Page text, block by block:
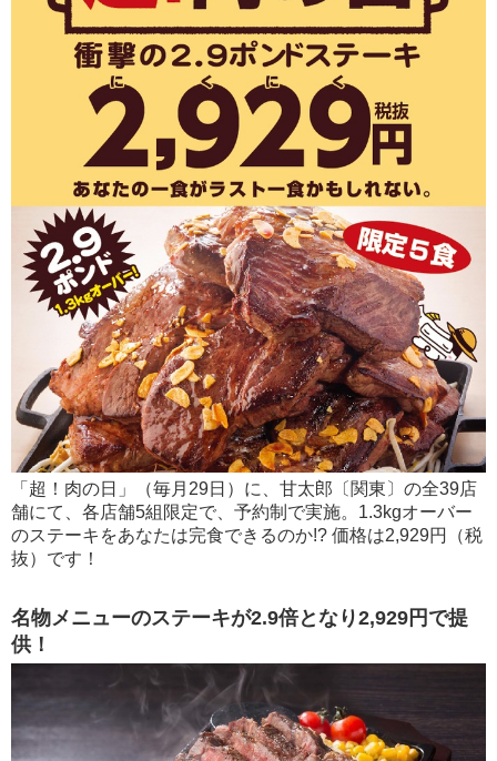
「超！肉の日」（毎月29日）に、甘太郎〔関東〕の全39店
舗にて、各店舗5組限定で、予約制で実施。1.3kgオーバー
のステーキをあなたは完食できるのか!? 価格は2,929円（税
抜）です！
名物メニューのステーキが2.9倍となり2,929円で提
供！